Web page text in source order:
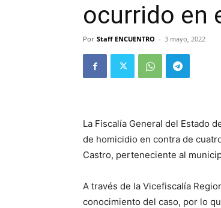
ocurrido en
Por Staff ENCUENTRO - 3 mayo, 2022
La Fiscalía General del Estado
de homicidio en contra de
Castro, perteneciente al
A través de la Vicefiscalía
conocimiento del caso, por lo